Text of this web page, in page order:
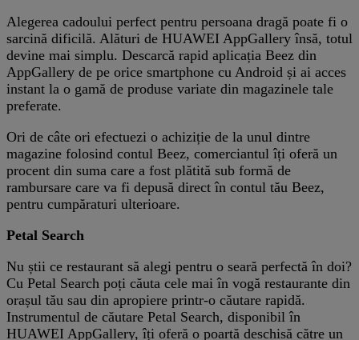
Alegerea cadoului perfect pentru persoana dragă poate fi o
sarcină dificilă. Alături de HUAWEI AppGallery însă, totul
devine mai simplu. Descarcă rapid aplicația Beez din
AppGallery de pe orice smartphone cu Android și ai acces
instant la o gamă de produse variate din magazinele tale
preferate.
Ori de câte ori efectuezi o achiziție de la unul dintre
magazine folosind contul Beez, comerciantul îți oferă un
procent din suma care a fost plătită sub formă de
rambursare care va fi depusă direct în contul tău Beez,
pentru cumpăraturi ulterioare.
Petal Search
Nu știi ce restaurant să alegi pentru o seară perfectă în doi?
Cu Petal Search poți căuta cele mai în vogă restaurante din
orașul tău sau din apropiere printr-o căutare rapidă.
Instrumentul de căutare Petal Search, disponibil în
HUAWEI AppGallery, îți oferă o poartă deschisă către un